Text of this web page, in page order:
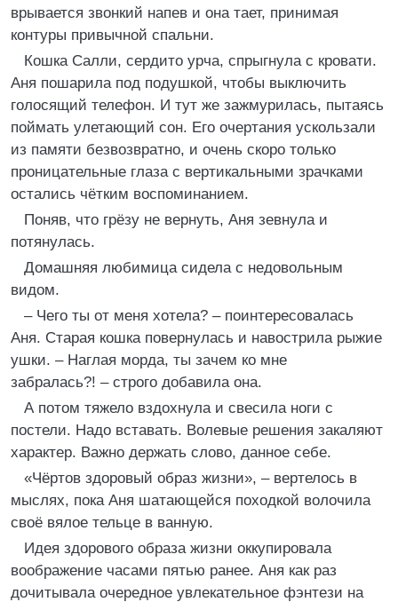
врывается звонкий напев и она тает, принимая
контуры привычной спальни.
Кошка Салли, сердито урча, спрыгнула с кровати.
Аня пошарила под подушкой, чтобы выключить
голосящий телефон. И тут же зажмурилась, пытаясь
поймать улетающий сон. Его очертания ускользали
из памяти безвозвратно, и очень скоро только
проницательные глаза с вертикальными зрачками
остались чётким воспоминанием.
Поняв, что грёзу не вернуть, Аня зевнула и
потянулась.
Домашняя любимица сидела с недовольным
видом.
– Чего ты от меня хотела? – поинтересовалась
Аня. Старая кошка повернулась и навострила рыжие
ушки. – Наглая морда, ты зачем ко мне
забралась?! – строго добавила она.
А потом тяжело вздохнула и свесила ноги с
постели. Надо вставать. Волевые решения закаляют
характер. Важно держать слово, данное себе.
«Чёртов здоровый образ жизни», – вертелось в
мыслях, пока Аня шатающейся походкой волочила
своё вялое тельце в ванную.
Идея здорового образа жизни оккупировала
воображение часами пятью ранее. Аня как раз
дочитывала очередное увлекательное фэнтези на